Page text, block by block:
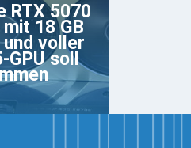
RTX 5070
mit 18 GB
und voller
GPU soll